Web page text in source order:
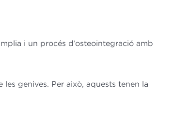
i un procés d’osteointegració amb
genives. Per això, aquests tenen la